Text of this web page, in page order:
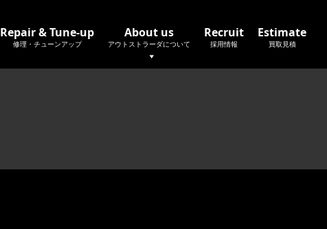
Repair & Tune-up
修理・チューンアップ
About us
アウトストラーダについて
Recruit
採用情報
Estimate
買取見積